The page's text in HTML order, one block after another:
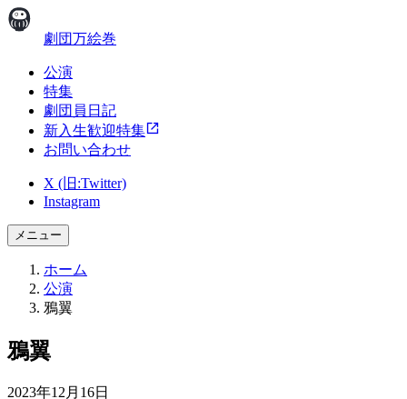
劇団万絵巻
公演
特集
劇団員日記
新入生歓迎特集
お問い合わせ
X (旧:Twitter)
Instagram
メニュー
ホーム
公演
鴉翼
鴉翼
2023年12月16日